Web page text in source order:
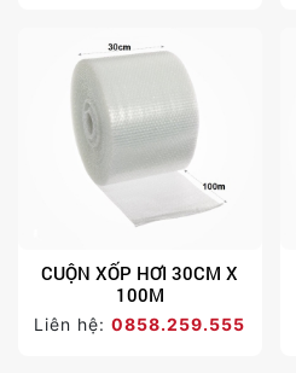
CUỘN XỐP HƠI 30CM X
100M
Liên hệ:0858.259.555